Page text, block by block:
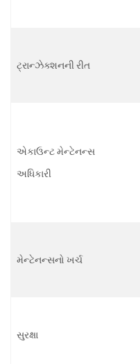
ટ્રાન્ઝેક્શનની રીત
એકાઉન્ટ મેન્ટેનન્સ
અધિકારી
મેન્ટેનન્સનો ખર્ચ
સુરક્ષા